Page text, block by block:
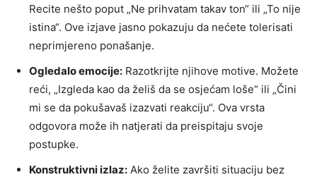
Recite nešto poput „Ne prihvatam takav ton“ ili „To nije
istina“. Ove izjave jasno pokazuju da nećete tolerisati
neprimjereno ponašanje.
Ogledalo emocije: Razotkrijte njihove motive. Možete
reći, „Izgleda kao da želiš da se osjećam loše“ ili „Čini
mi se da pokušavaš izazvati reakciju“. Ova vrsta
odgovora može ih natjerati da preispitaju svoje
postupke.
Konstruktivni izlaz: Ako želite završiti situaciju bez